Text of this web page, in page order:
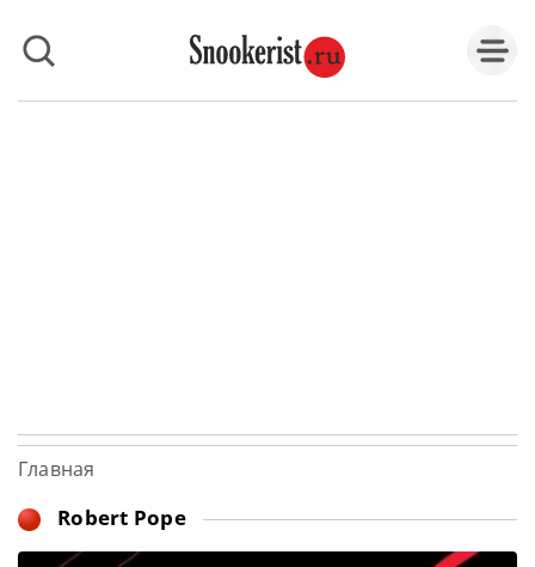
Главная
Robert Pope